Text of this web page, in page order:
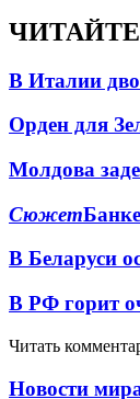
В Италии
Орден для
Молдова
Сюжет
В Беларуси
В РФ горит
Читать
Новости